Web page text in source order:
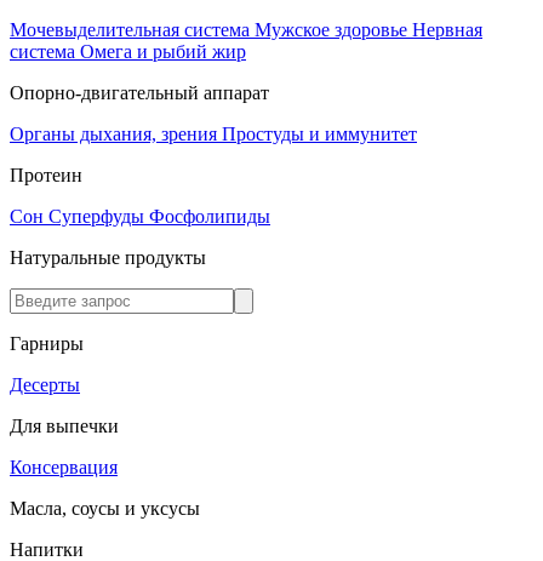
Мочевыделительная система Мужское здоровье Нервная
система Омега и рыбий жир
Опорно-двигательный аппарат
Органы дыхания, зрения Простуды и иммунитет
Протеин
Сон Суперфуды Фосфолипиды
Натуральные продукты
Гарниры
Десерты
Для выпечки
Консервация
Масла, соусы и уксусы
Напитки